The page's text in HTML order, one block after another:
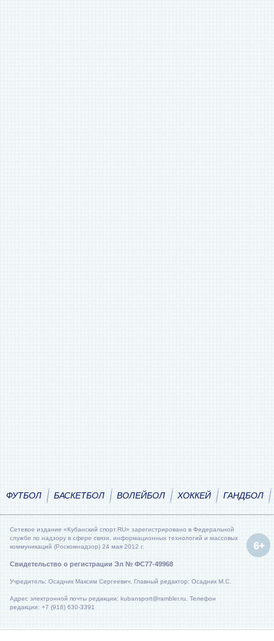
ФУТБОЛ БАСКЕТБОЛ ВОЛЕЙБОЛ ХОККЕЙ ГАНДБОЛ
Сетевое издание «Кубанский спорт.RU» зарегистрировано в Федеральной
службе по надзору в сфере связи, информационных технологий и массовых
коммуникаций (Роскомнадзор) 24 мая 2012 г.
Свидетельство о регистрации Эл № ФС77-49968
Учредитель: Осадник Максим Сергеевич. Главный редактор: Осадник М.С.
Адрес электронной почты редакции: kubansport@rambler.ru. Телефон
редакции: +7 (918) 630-3391